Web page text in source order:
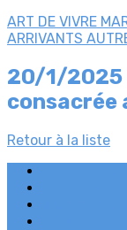
ART DE VIVRE
ARRIVANTS
20/1/2025
consacrée
Retour à la liste